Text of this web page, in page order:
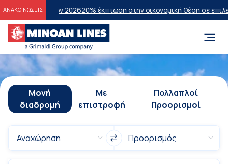
ΑΝΑΚΟΙΝΩΣΕΙΣ
202620% έκπτωση στην οικονομική θέση σε επιλεγμένα
Μονή
διαδρομή
Με
επιστροφή
Πολλαπλοί
Προορισμοί